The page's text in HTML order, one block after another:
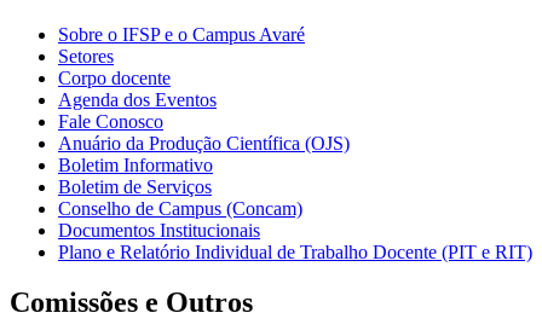
Sobre o IFSP e o Campus Avaré
Setores
Corpo docente
Agenda dos Eventos
Fale Conosco
Anuário da Produção Científica (OJS)
Boletim Informativo
Boletim de Serviços
Conselho de Campus (Concam)
Documentos Institucionais
Plano e Relatório Individual de Trabalho Docente (PIT e RIT)
Comissões e Outros